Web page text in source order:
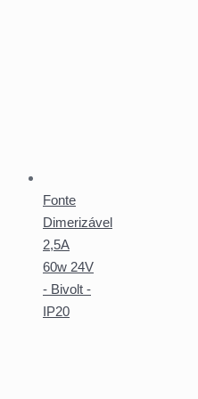
Fonte
Dimerizável
2,5A
60w 24V
- Bivolt -
IP20